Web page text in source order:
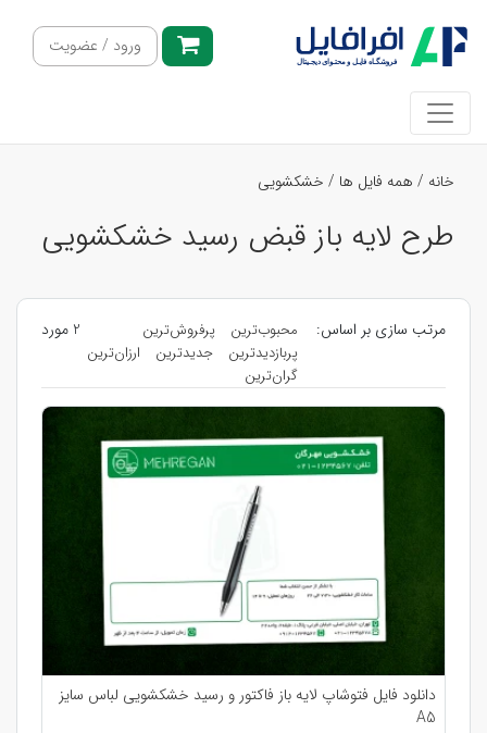
ورود / عضویت
خانه / همه فایل ها / خشکشویی
طرح لایه باز قبض رسید خشکشویی
مرتب سازی بر اساس: محبوب‌ترین
پرفروش‌ترین
پربازدیدترین
جدیدترین
ارزان‌ترین
گران‌ترین
2 مورد
دانلود فایل فتوشاپ لایه باز فاکتور و رسید خشکشویی لباس سایز
A5